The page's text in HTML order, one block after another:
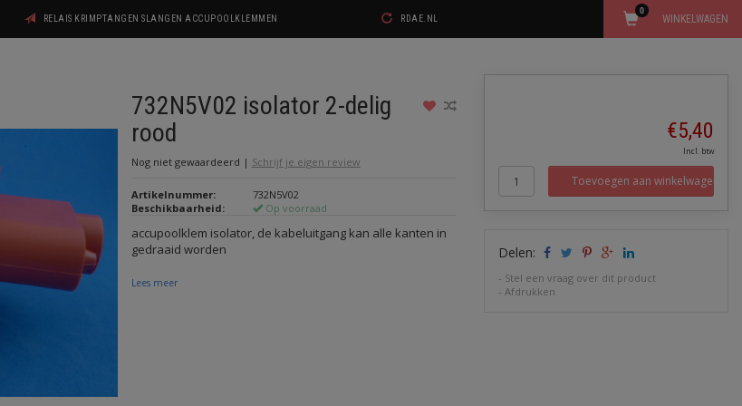
RELAIS KRIMPTANGEN SLANGEN ACCUPOOLKLEMMEN RDAE.NL WINKELWAGEN
0
732N5V02 isolator 2-delig
rood
Nog niet gewaardeerd | Schrijf je eigen review
Artikelnummer:
732N5V02
Beschikbaarheid:
Op voorraad
accupoolklem isolator, de kabeluitgang kan alle kanten in
gedraaid worden
Lees meer
€5,40
Incl. btw
Toevoegen aan winkelwagen
Delen:
- Stel een vraag over dit product
-Afdrukken